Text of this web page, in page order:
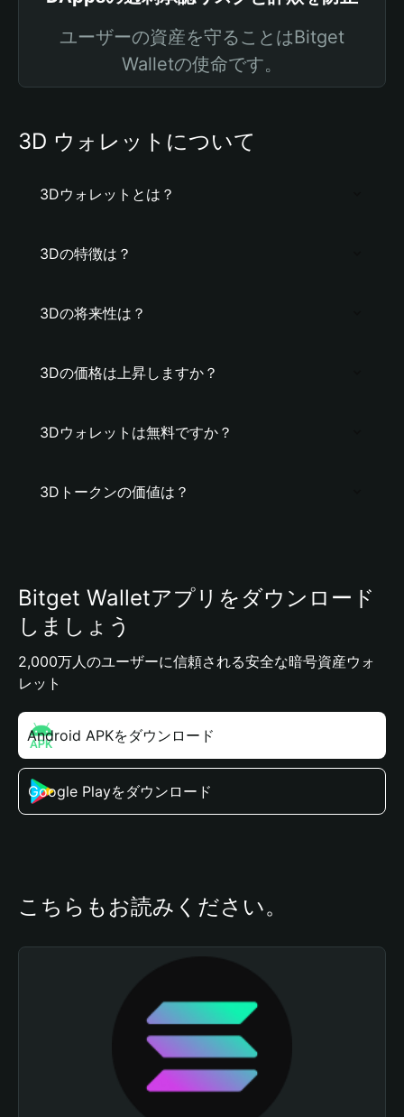
ユーザーの資産を守ることはBitget
Walletの使命です。
3D ウォレットについて
3Dウォレットとは？
3Dの特徴は？
3Dの将来性は？
3Dの価格は上昇しますか？
3Dウォレットは無料ですか？
3Dトークンの価値は？
Bitget Walletアプリをダウンロード
しましょう
2,000万人のユーザーに信頼される安全な暗号資産ウォ
レット
Android APKをダウンロード
Google Playをダウンロード
こちらもお読みください。